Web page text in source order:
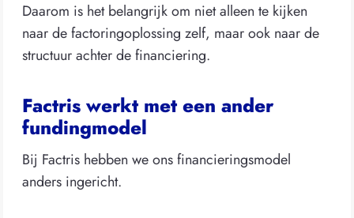
Daarom is het belangrijk om niet alleen te kijken
naar de factoringoplossing zelf, maar ook naar de
structuur achter de financiering.
Factris werkt met een ander
fundingmodel
Bij Factris hebben we ons financieringsmodel
anders ingericht.